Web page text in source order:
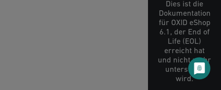
Dies ist die
Dokumentation
für OXID eShop
6.1, der End of
Life (EOL)
erreicht hat
und nicht mehr
unterstützt
wird.